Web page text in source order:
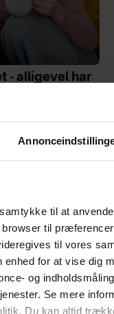
til at
til
til vores
for at vise dig
og
Se mere
Du kan altid
- alligevel har